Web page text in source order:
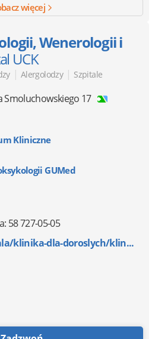
więcej
Wenerologii i
UCK
| Alergolodzy | Szpitale
Smoluchowskiego 17
Kliniczne
GUMed
58 727-05-05
klinika-dla-doroslych/klin...